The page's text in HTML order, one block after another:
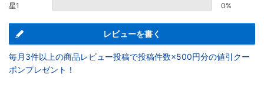
星1 0%
レビューを書く
毎月3件以上の商品レビュー投稿で投稿件数×500円分の値引クー
ポンプレゼント！